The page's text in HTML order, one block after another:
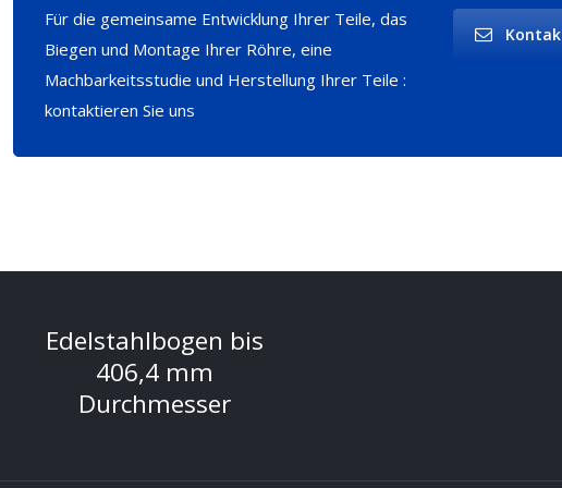
Für die gemeinsame Entwicklung Ihrer Teile, das
Biegen und Montage Ihrer Röhre, eine
Machbarkeitsstudie und Herstellung Ihrer Teile :
kontaktieren Sie uns
Edelstahlbogen bis
406,4 mm
Durchmesser